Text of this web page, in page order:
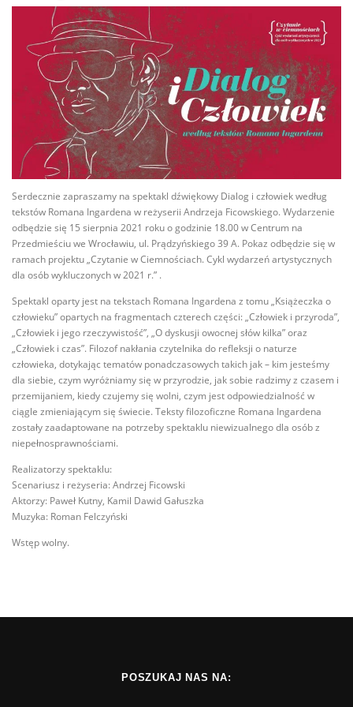
Serdecznie zapraszamy na spektakl dźwiękowy Dialog i człowiek według
tekstów Romana Ingardena w reżyserii Andrzeja Ficowskiego. Wydarzenie
odbędzie się 15 sierpnia 2021 roku o godzinie 18.00 w Centrum na
Przedmieściu we Wrocławiu, ul. Prądzyńskiego 39 A. Pokaz odbędzie się w
ramach projektu „Czytanie w Ciemnościach. Cykl wydarzeń artystycznych
dla osób wykluczonych w 2021 r.” .
Spektakl oparty jest na tekstach Romana Ingardena z tomu „Książeczka o
człowieku” opartych na fragmentach czterech części: „Człowiek i przyroda”,
„Człowiek i jego rzeczywistość”, „O dyskusji owocnej słów kilka” oraz
„Człowiek i czas”. Filozof nakłania czytelnika do refleksji o naturze
człowieka, dotykając tematów ponadczasowych takich jak – kim jesteśmy
dla siebie, czym wyróżniamy się w przyrodzie, jak sobie radzimy z czasem i
przemijaniem, kiedy czujemy się wolni, czym jest odpowiedzialność w
ciągle zmieniającym się świecie. Teksty filozoficzne Romana Ingardena
zostały zaadaptowane na potrzeby spektaklu niewizualnego dla osób z
niepełnosprawnościami.
Realizatorzy spektaklu:
Scenariusz i reżyseria: Andrzej Ficowski
Aktorzy: Paweł Kutny, Kamil Dawid Gałuszka
Muzyka: Roman Felczyński
Wstęp wolny.
POSZUKAJ NAS NA: